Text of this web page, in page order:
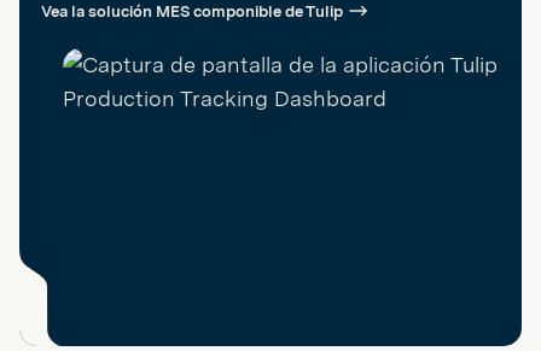
Vea la solución MES componible de Tulip